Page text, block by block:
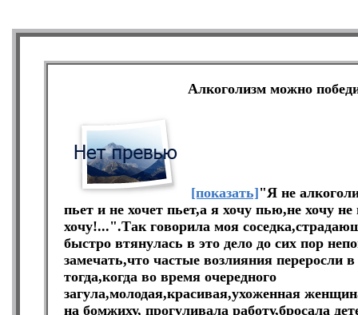
Алкоголизм можно
[показать]"Я не
пьет и не хочет пьет,а я хочу пью,не хочу
хочу!...".Так говорила моя
быстро втянулась в это дело до сих пор
замечать,что частые возлияния переросли
тогда,когда во время очередного
загула,молодая,красивая,ухоженная
на бомжиху, прогуливала работу,бросала